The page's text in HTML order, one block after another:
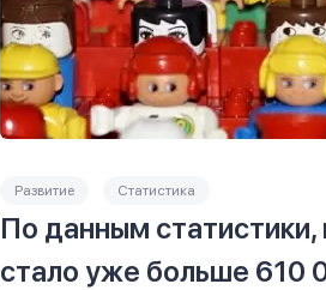
Развитие Статистика
По данным
стало уже больше 610